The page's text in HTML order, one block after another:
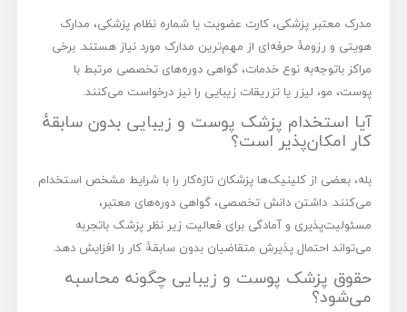
مدرک معتبر پزشکی، کارت عضویت یا شماره نظام پزشکی، مدارک
هویتی و رزومۀ حرفه‌ای از مهم‌ترین مدارک مورد نیاز هستند. برخی
مراکز باتوجه‌به نوع خدمات، گواهی دوره‌های تخصصی مرتبط با
پوست، مو، لیزر یا تزریقات زیبایی را نیز درخواست می‌کنند.
آیا استخدام پزشک پوست و زیبایی بدون سابقۀ
کار امکان‌پذیر است؟
بله، بعضی از کلینیک‌ها پزشکان تازه‌کار را با شرایط مشخص استخدام
می‌کنند. داشتن دانش تخصصی، گواهی دوره‌های معتبر،
مسئولیت‌پذیری و آمادگی برای فعالیت زیر نظر پزشک باتجربه
می‌تواند احتمال پذیرش متقاضیان بدون سابقۀ کار را افزایش دهد.
حقوق پزشک پوست و زیبایی چگونه محاسبه
می‌شود؟